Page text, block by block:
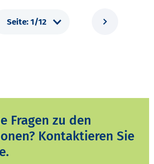
Fragen zu den
Kontaktieren Sie